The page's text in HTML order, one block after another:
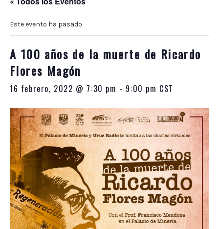
Este evento ha pasado.
A 100 años de la muerte de Ricardo
Flores Magón
16 febrero, 2022 @ 7:30 pm - 9:00 pm CST